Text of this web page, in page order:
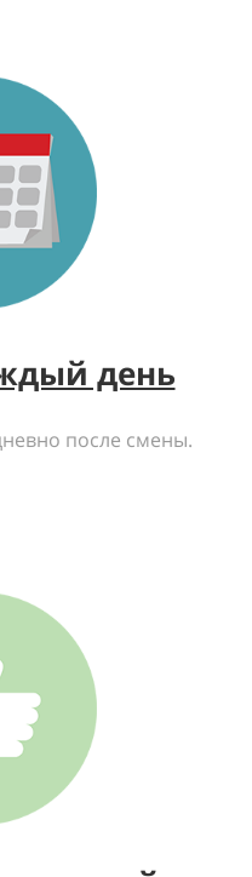
день
после смены.